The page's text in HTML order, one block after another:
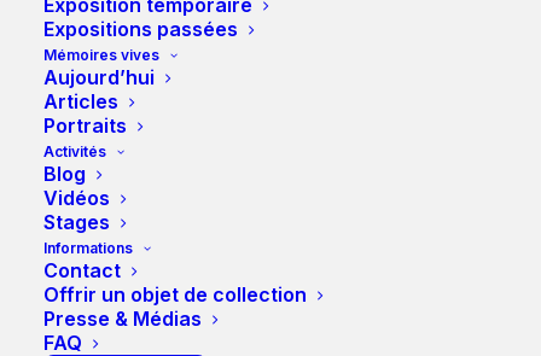
Exposition temporaire
Expositions passées
Mémoires vives
Aujourd’hui
Articles
Portraits
Activités
Blog
Vidéos
Stages
Informations
Contact
Offrir un objet de collection
Presse & Médias
FAQ
Bussigny
Cela fait de nombreuses années
que nous cherchons à
professionnaliser le musée et
posséder de véritables locaux
pour exposer et entreposer notre
collection.
Ces derniers temps, les discussions avec la